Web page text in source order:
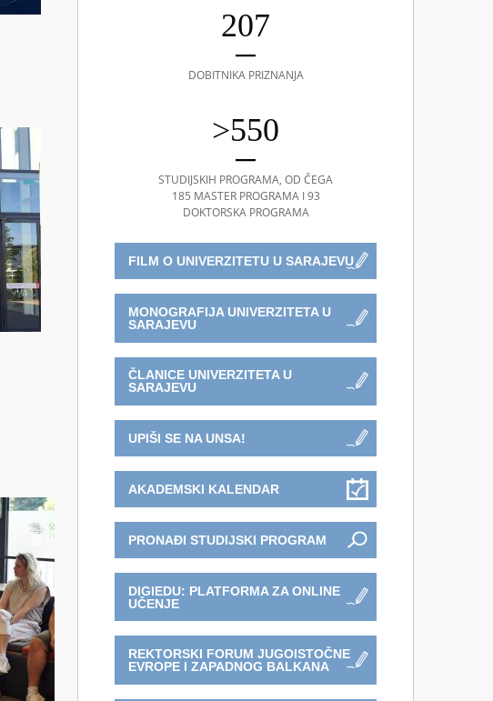
207
DOBITNIKA PRIZNANJA
>550
STUDIJSKIH PROGRAMA, OD ČEGA
185 MASTER PROGRAMA I 93
DOKTORSKA PROGRAMA
FILM O UNIVERZITETU U SARAJEVU
MONOGRAFIJA UNIVERZITETA U
SARAJEVU
ČLANICE UNIVERZITETA U
SARAJEVU
UPIŠI SE NA UNSA!
AKADEMSKI KALENDAR
PRONAĐI STUDIJSKI PROGRAM
DIGIEDU: PLATFORMA ZA ONLINE
UČENJE
REKTORSKI FORUM JUGOISTOČNE
EVROPE I ZAPADNOG BALKANA